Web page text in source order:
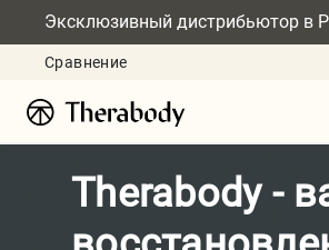
Эксклюзивный дистрибьютор в
Сравнение
Therabody -